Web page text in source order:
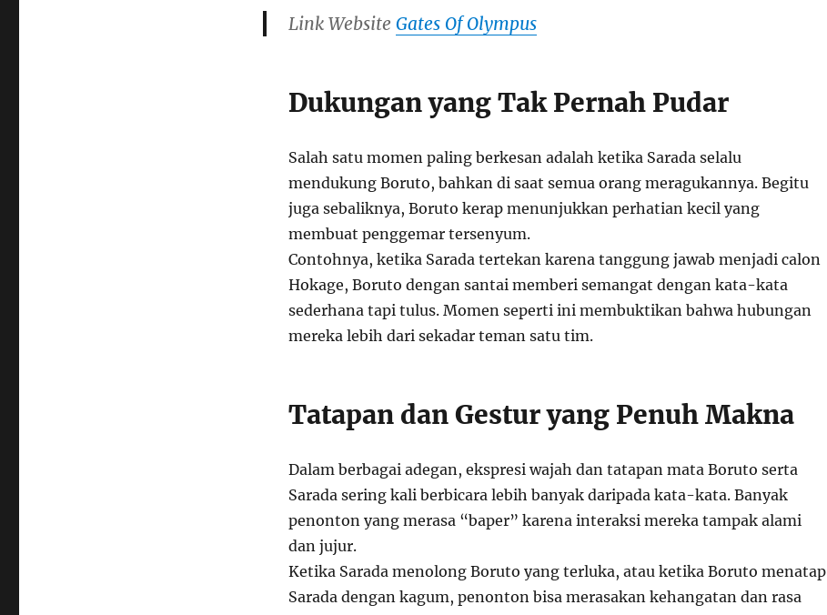
Link Website Gates Of Olympus
Dukungan yang Tak Pernah Pudar
Salah satu momen paling berkesan adalah ketika Sarada selalu
mendukung Boruto, bahkan di saat semua orang meragukannya. Begitu
juga sebaliknya, Boruto kerap menunjukkan perhatian kecil yang
membuat penggemar tersenyum.
Contohnya, ketika Sarada tertekan karena tanggung jawab menjadi calon
Hokage, Boruto dengan santai memberi semangat dengan kata-kata
sederhana tapi tulus. Momen seperti ini membuktikan bahwa hubungan
mereka lebih dari sekadar teman satu tim.
Tatapan dan Gestur yang Penuh Makna
Dalam berbagai adegan, ekspresi wajah dan tatapan mata Boruto serta
Sarada sering kali berbicara lebih banyak daripada kata-kata. Banyak
penonton yang merasa “baper” karena interaksi mereka tampak alami
dan jujur.
Ketika Sarada menolong Boruto yang terluka, atau ketika Boruto menatap
Sarada dengan kagum, penonton bisa merasakan kehangatan dan rasa